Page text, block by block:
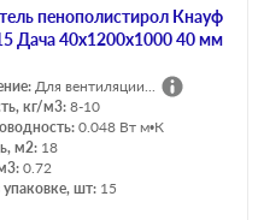
пенополистирол Кнауф
Дача 40х1200х1000 40 мм
Для вентиляции...
кг/м3: 8-10
0.048 Вт м•К
м2: 18
0.72
упаковке, шт: 15